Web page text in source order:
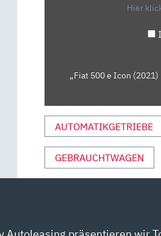
|
TEST
|
REICHWEITE
LADEN“
Hier
„Fiat 500 e Icon
AUTOMATIKGETRIEBE
GEBRAUCHTWAGEN